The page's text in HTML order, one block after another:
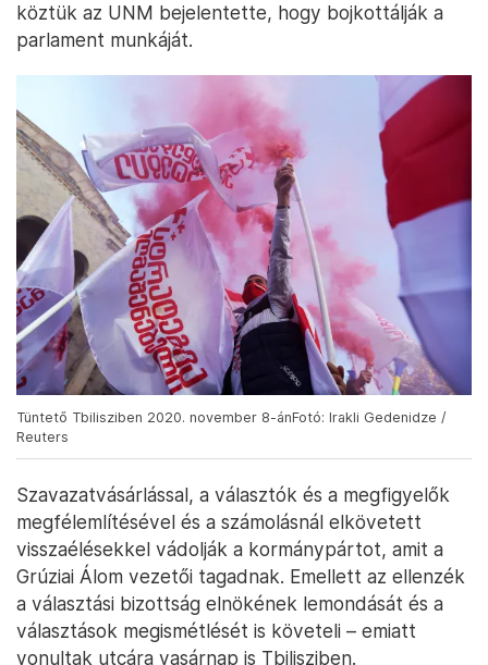
köztük az UNM bejelentette, hogy bojkottálják a
parlament munkáját.
Tüntető Tbilisziben 2020. november 8-ánFotó: Irakli Gedenidze /
Reuters
Szavazatvásárlással, a választók és a megfigyelők
megfélemlítésével és a számolásnál elkövetett
visszaélésekkel vádolják a kormánypártot, amit a
Grúziai Álom vezetői tagadnak. Emellett az ellenzék
a választási bizottság elnökének lemondását és a
választások megismétlését is követeli – emiatt
vonultak utcára vasárnap is Tbilisziben.